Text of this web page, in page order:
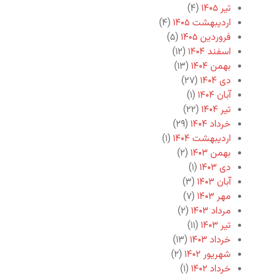
تیر ۱۴۰۵
(۴)
اردیبهشت ۱۴۰۵
(۴)
فروردین ۱۴۰۵
(۵)
اسفند ۱۴۰۴
(۱۲)
بهمن ۱۴۰۴
(۱۳)
دی ۱۴۰۴
(۲۷)
آبان ۱۴۰۴
(۱)
تیر ۱۴۰۴
(۲۲)
خرداد ۱۴۰۴
(۲۹)
اردیبهشت ۱۴۰۴
(۱)
بهمن ۱۴۰۳
(۲)
دی ۱۴۰۳
(۱)
آبان ۱۴۰۳
(۳)
مهر ۱۴۰۳
(۷)
مرداد ۱۴۰۳
(۲)
تیر ۱۴۰۳
(۱۱)
خرداد ۱۴۰۳
(۱۳)
شهریور ۱۴۰۲
(۲)
خرداد ۱۴۰۲
(۱)